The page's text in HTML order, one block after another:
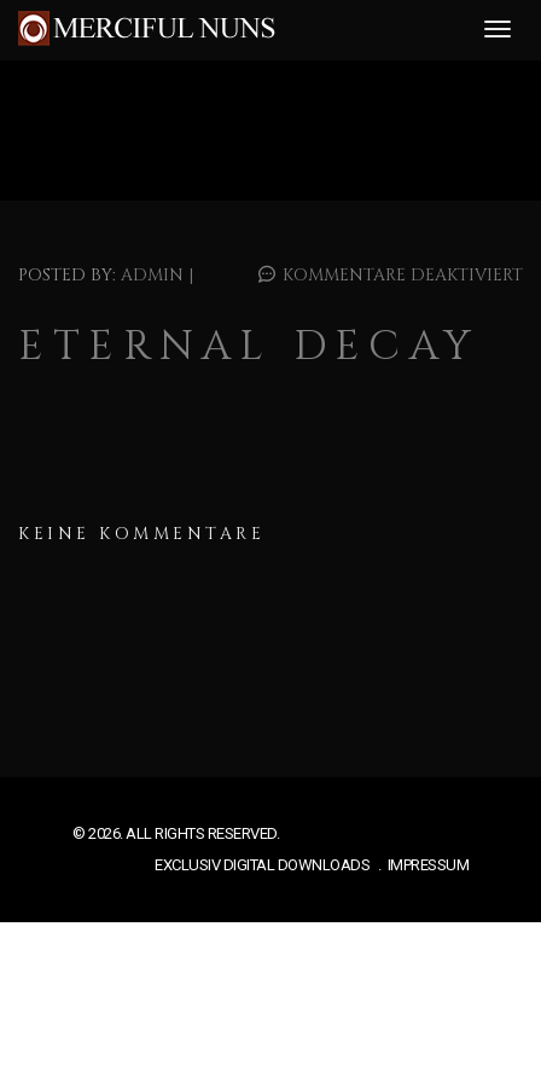
POSTED BY: ADMIN | KOMMENTARE DEAKTIVIERT
ETERNAL DECAY
KEINE KOMMENTARE
© 2026. ALL RIGHTS RESERVED.
EXCLUSIV DIGITAL DOWNLOADS
IMPRESSUM